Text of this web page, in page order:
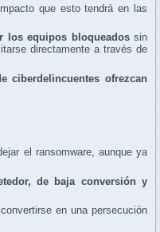
que esto tendrá en las
los equipos bloqueadossin
directamente a través de
ciberdelincuentes ofrezcan
el ransomware, aunque ya
de baja conversión y
en una persecución